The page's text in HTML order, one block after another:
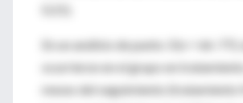
En un análisis de punto 3 (n = 66-
ocurrieron en el grupo en tratamiento
meses del seguimiento (tratamiento